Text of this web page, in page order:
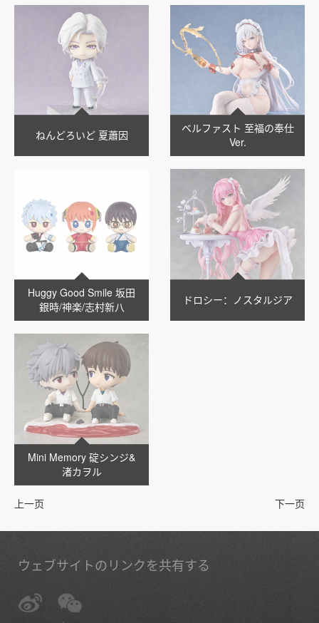
ねんどろいど 夏蕭因
ベルファスト 至福の奉仕
Ver.
Huggy Good Smile 坂田
銀時/神楽/志村新八
ドロシー：ノスタルジア
Mini Memory 碇シンジ&
渚カヲル
上一页 下一页
ウェブサイトのリンクを共有する